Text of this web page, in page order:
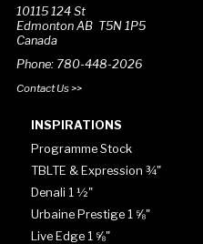
10115 124 St
Edmonton AB T5N 1P5
Canada
Phone: 780-448-2026
Contact Us >>
INSPIRATIONS
Programme Stock
TBLTE & Expression ¾"
Denali 1 ½"
Urbaine Prestige 1 ⅝"
Live Edge 1 ⅝"